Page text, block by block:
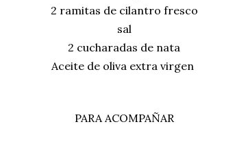
2 ramitas de cilantro fresco
sal
2 cucharadas de nata
Aceite de oliva extra virgen
PARA ACOMPAÑAR